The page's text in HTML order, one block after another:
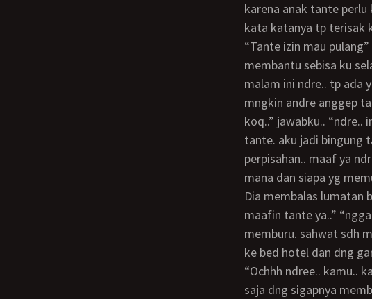
karena anak tante
kata katanya tp terisak
“tante izin mau pulang” lanjutnya “iya tante.. nggak apa2koq.. aku cuma berusaha
membantu sebisa ku
malam ini ndre.. tp ada
mngkin andre anggep
koq..” jawabku..
tante. aku jadi bingung
perpisahan.. maaf ya
mana dan siapa yg
dia membalas lumatan bibirku hingga terkadang aku sesak bernapas.. ndree.. ufhss..
maafin tante ya..”
memburu. sahwat sdh
ke bed hotel dan dng
“ochhh ndree.. kamu.. kamu uhhh” ujar tante setengah merintih. Tanganku segera
saja dng sigapnya